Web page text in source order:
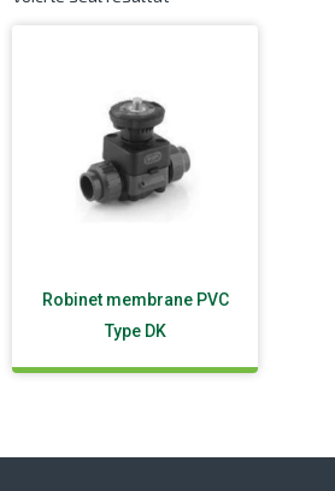
Robinet membrane PVC
Type DK